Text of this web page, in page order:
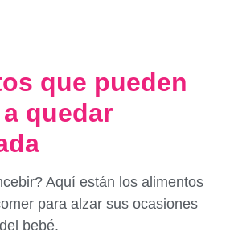
que pueden
quedar
Aquí están los alimentos
para alzar sus ocasiones
bebé.